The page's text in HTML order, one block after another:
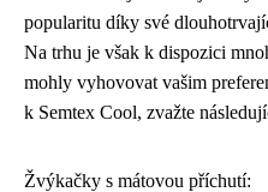
popularitu díky své
Na trhu je však k dispozici
mohly vyhovovat vašim
k Semtex Cool, zvažte
Žvýkačky s mátovou příchutí: